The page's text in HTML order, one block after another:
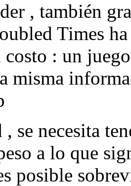
, también
Times
: un
misma
, se necesita
a lo que
posible